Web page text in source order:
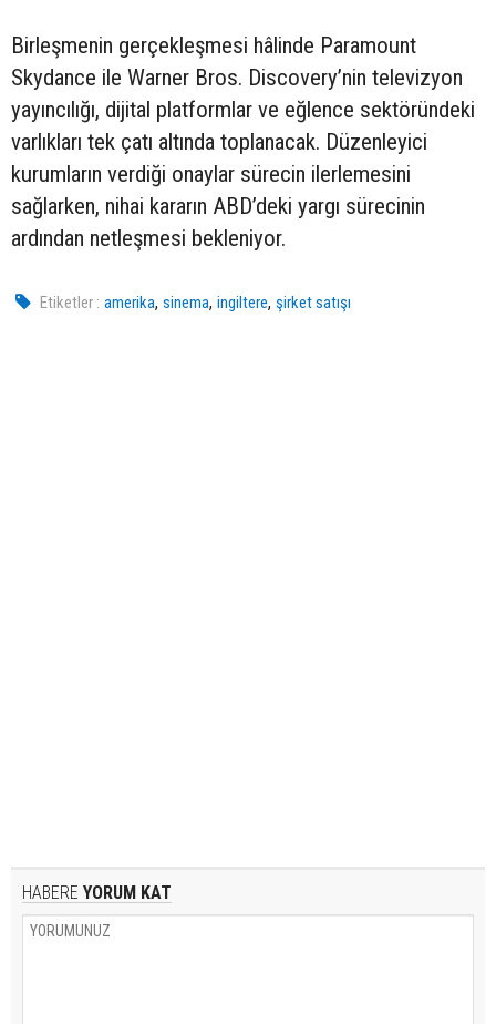
Birleşmenin gerçekleşmesi hâlinde Paramount
Skydance ile Warner Bros. Discovery’nin televizyon
yayıncılığı, dijital platformlar ve eğlence sektöründeki
varlıkları tek çatı altında toplanacak. Düzenleyici
kurumların verdiği onaylar sürecin ilerlemesini
sağlarken, nihai kararın ABD’deki yargı sürecinin
ardından netleşmesi bekleniyor.
Etiketler : amerika,sinema,ingiltere,şirket satışı
HABERE YORUM KAT